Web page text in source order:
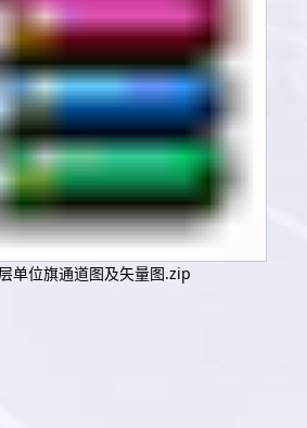
单位旗通道图及矢量图.zip